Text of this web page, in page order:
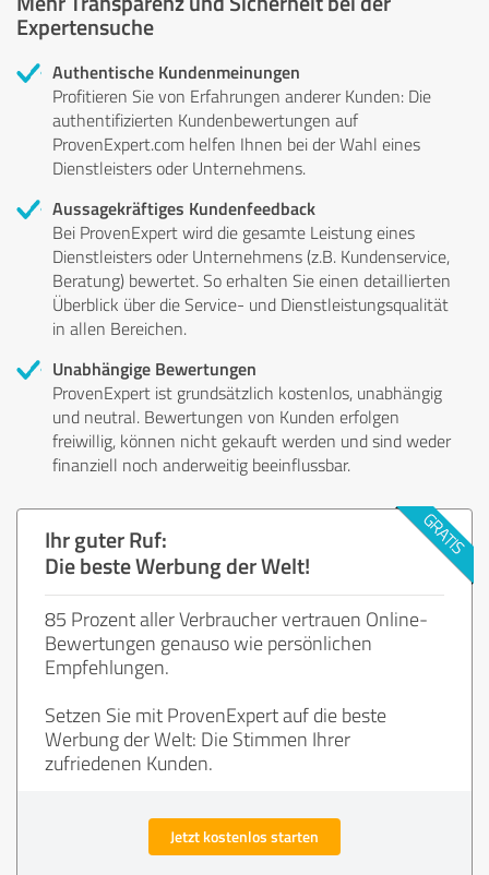
Expertensuche
Authentische Kundenmeinungen
Profitieren Sie von Erfahrungen anderer Kunden: Die
authentifizierten Kundenbewertungen auf
ProvenExpert.com helfen Ihnen bei der Wahl eines
Dienstleisters oder Unternehmens.
Aussagekräftiges Kundenfeedback
Bei ProvenExpert wird die gesamte Leistung eines
Dienstleisters oder Unternehmens (z.B. Kundenservice,
Beratung) bewertet. So erhalten Sie einen detaillierten
Überblick über die Service- und Dienstleistungsqualität
in allen Bereichen.
Unabhängige Bewertungen
ProvenExpert ist grundsätzlich kostenlos, unabhängig
und neutral. Bewertungen von Kunden erfolgen
freiwillig, können nicht gekauft werden und sind weder
finanziell noch anderweitig beeinflussbar.
Ihr guter Ruf:
Die beste Werbung der Welt!
85 Prozent aller Verbraucher vertrauen Online-
Bewertungen genauso wie persönlichen
Empfehlungen.
Setzen Sie mit ProvenExpert auf die beste
Werbung der Welt: Die Stimmen Ihrer
zufriedenen Kunden.
Jetzt kostenlos starten